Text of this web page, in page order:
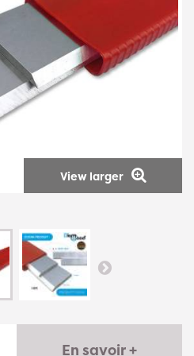
View larger
En savoir +